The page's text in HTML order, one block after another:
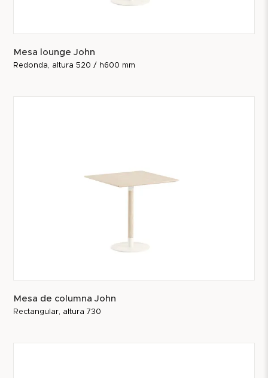
Mesa lounge John
Redonda, altura 520 / h600 mm
Mesa de columna John
Rectangular, altura 730